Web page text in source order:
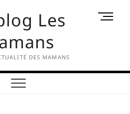
Les
DES MAMANS
M
u